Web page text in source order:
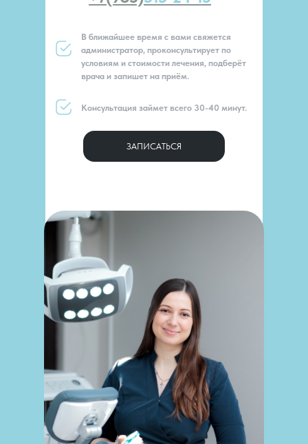
ЗАПИСАТЬСЯ
В ближайшее время с вами свяжется
администратор, проконсультирует по
условиям и стоимости лечения, подберёт
врача и запишет на приём.
Консультация займет всего 30-40 минут.